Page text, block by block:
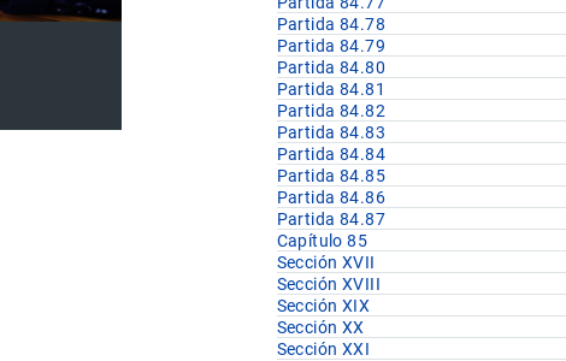
Partida 84.78
Partida 84.79
Partida 84.80
Partida 84.81
Partida 84.82
Partida 84.83
Partida 84.84
Partida 84.85
Partida 84.86
Partida 84.87
Capítulo 85
Sección XVII
Sección XVIII
Sección XIX
Sección XX
Sección XXI